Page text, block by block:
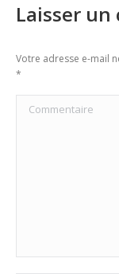
Laisser
Votre adresse e-mail
*
Commentaire